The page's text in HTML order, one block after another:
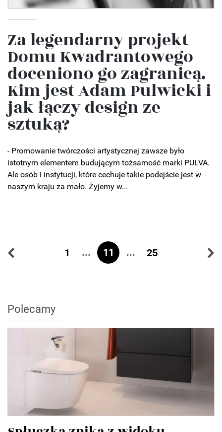
Za legendarny projekt
Domu Kwadrantowego
doceniono go zagranicą.
Kim jest Adam Pulwicki i
jak łączy design ze
sztuką?
- Promowanie twórczości artystycznej zawsze było
istotnym elementem budującym tożsamość marki PULVA.
Ale osób i instytucji, które cechuje takie podejście jest w
naszym kraju za mało. Żyjemy w...
1 ... 11 ... 25
Polecamy